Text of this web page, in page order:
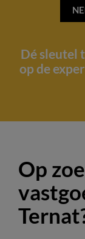
Dé sleutel
op de
Op